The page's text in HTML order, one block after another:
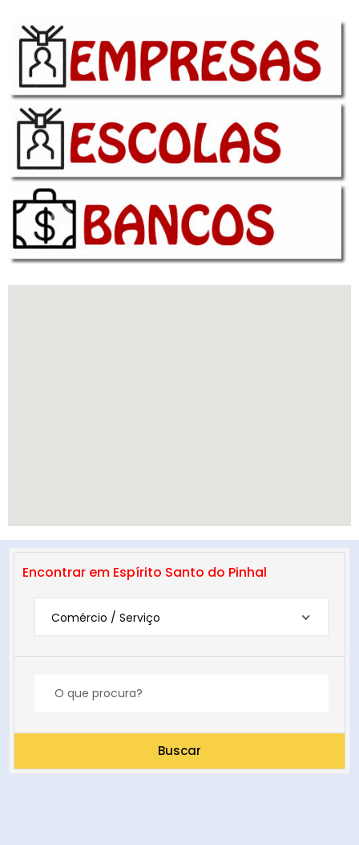
Encontrar em Espírito Santo do Pinhal
Comércio / Serviço
Buscar